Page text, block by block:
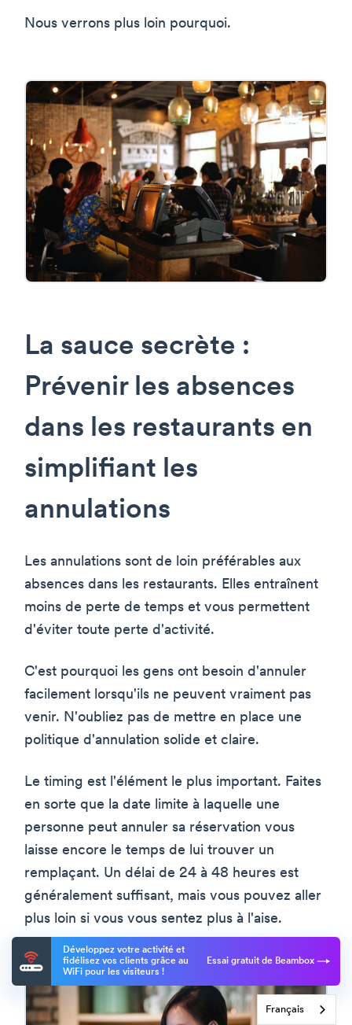
Nous verrons plus loin pourquoi.
La sauce secrète :
Prévenir les absences
dans les restaurants en
simplifiant les
annulations
Les annulations sont de loin préférables aux
absences dans les restaurants. Elles entraînent
moins de perte de temps et vous permettent
d'éviter toute perte d'activité.
C'est pourquoi les gens ont besoin d'annuler
facilement lorsqu'ils ne peuvent vraiment pas
venir. N'oubliez pas de mettre en place une
politique d'annulation solide et claire.
Le timing est l'élément le plus important. Faites
en sorte que la date limite à laquelle une
personne peut annuler sa réservation vous
laisse encore le temps de lui trouver un
remplaçant. Un délai de 24 à 48 heures est
généralement suffisant, mais vous pouvez aller
plus loin si vous vous sentez plus à l'aise.
Développez votre activité et
fidélisez vos clients grâce au
WiFi pour les visiteurs !
Essai gratuit de Beambox
Français